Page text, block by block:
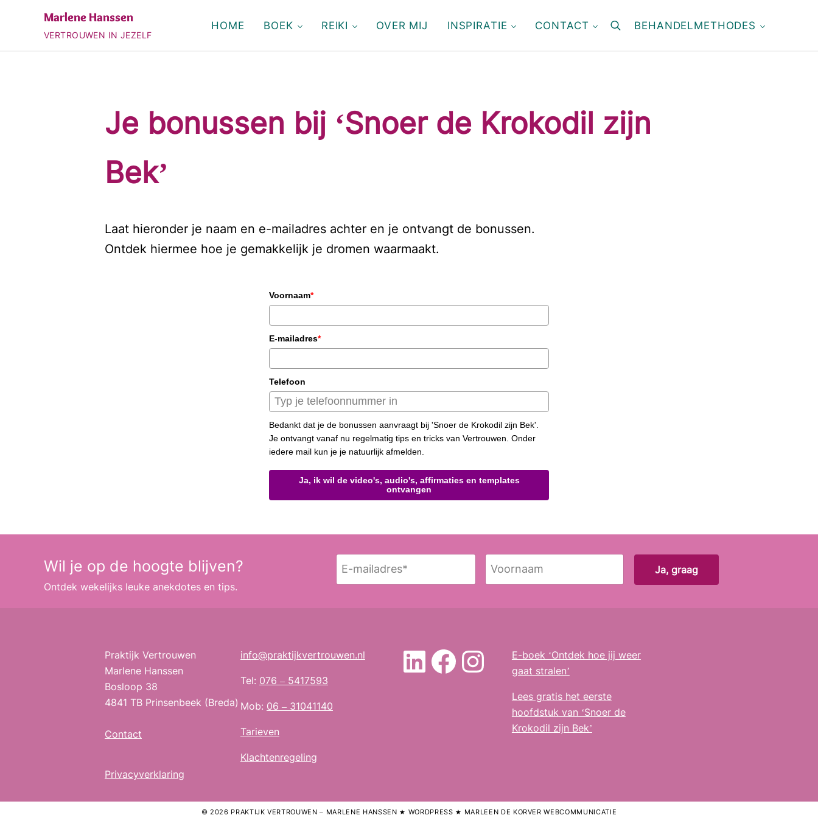
Marlene Hanssen
VERTROUWEN IN JEZELF
HOME BOEK REIKI OVER MIJ INSPIRATIE CONTACT searchBEHANDELMETHODES
Je bonussen bij ‘Snoer de Krokodil zijn
Bek’
Laat hieronder je naam en e-mailadres achter en je ontvangt de bonussen.
Ontdek hiermee hoe je gemakkelijk je dromen waarmaakt.
Voornaam*
E-mailadres*
Telefoon
Bedankt dat je de bonussen aanvraagt bij 'Snoer de Krokodil zijn Bek'.
Je ontvangt vanaf nu regelmatig tips en tricks van Vertrouwen. Onder
iedere mail kun je je natuurlijk afmelden.
Ja, ik wil de video's, audio's, affirmaties en templates
ontvangen
Wil je op de hoogte blijven?
Ontdek wekelijks leuke anekdotes en tips.
a
Praktijk Vertrouwen
Marlene Hanssen
Bosloop 38
4841 TB Prinsenbeek (Breda)
Contact
Privacyverklaring
info@praktijkvertrouwen.nl
Tel: 076 – 5417593
Mob: 06 – 31041140
Tarieven
Klachtenregeling
LinkedIn
Facebook
Instagram
E-boek ‘Ontdek hoe jij weer
gaat stralen’
Lees gratis het eerste
hoofdstuk van ‘Snoer de
Krokodil zijn Bek’
© 2026 PRAKTIJK VERTROUWEN – MARLENE HANSSEN ★ WORDPRESS ★ MARLEEN DE KORVER WEBCOMMUNICATIE